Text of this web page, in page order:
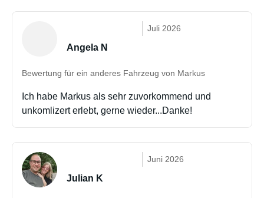
Juli 2026
Angela N
Bewertung für ein anderes Fahrzeug von Markus
Ich habe Markus als sehr zuvorkommend und
unkomlizert erlebt, gerne wieder...Danke!
Juni 2026
Julian K